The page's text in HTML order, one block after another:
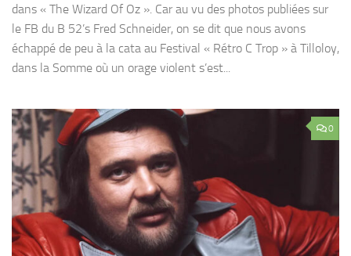
dans « The Wizard Of Oz ». Car au vu des photos publiées sur
le FB du B 52’s Fred Schneider, on se dit que nous avons
échappé de peu à la cata au Festival « Rétro C Trop » à Tilloloy,
dans la Somme où un orage violent s’est...
0